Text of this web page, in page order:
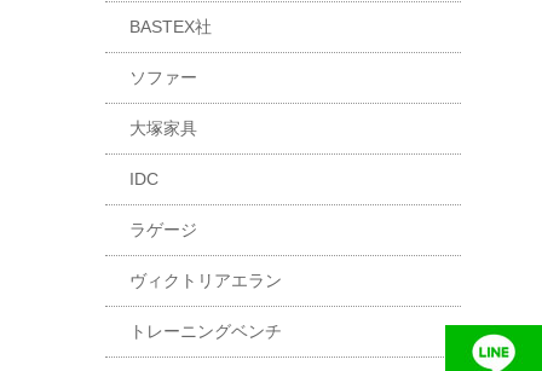
BASTEX社
ソファー
大塚家具
IDC
ラゲージ
ヴィクトリアエラン
トレーニングベンチ